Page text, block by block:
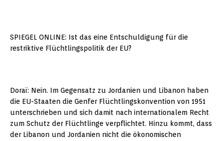
SPIEGEL ONLINE: Ist das eine Entschuldigung für die
restriktive Flüchtlingspolitik der EU?
Doraï: Nein. Im Gegensatz zu Jordanien und Libanon haben
die EU-Staaten die Genfer Flüchtlingskonvention von 1951
unterschrieben und sich damit nach internationalem Recht
zum Schutz der Flüchtlinge verpflichtet. Hinzu kommt, dass
der Libanon und Jordanien nicht die ökonomischen